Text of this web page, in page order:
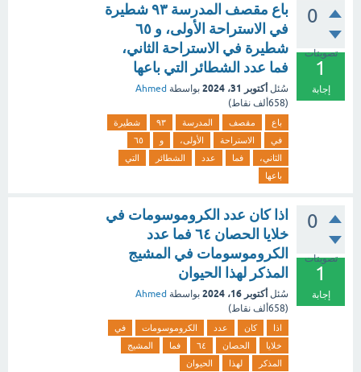
0
تصويتات
1
إجابة
باع مقصف المدرسة ٩٣ شطيرة
في الاستراحة الأولى، و ٦٥
شطيرة في الاستراحة الثاني،
فما عدد الشطائر التي باعها
سُئل أكتوبر 31، 2024 بواسطة Ahmed
(658ألف نقاط)
باع مقصف المدرسة ٩٣
شطيرة
في
الاستراحة الأولى، و
٦٥
الثاني،
فما عدد الشطائر
التي
باعها
0
تصويتات
1
إجابة
اذا كان عدد الكروموسومات في
خلايا الحصان ٦٤ فما عدد
الكروموسومات في المشيج
المذكر لهذا الحيوان
سُئل أكتوبر 16، 2024 بواسطة Ahmed
(658ألف نقاط)
اذا كان عدد الكروموسومات
في
خلايا
الحصان ٦٤ فما
المشيج
المذكر
لهذا الحيوان